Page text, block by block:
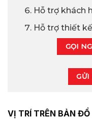
Hỗ trợ khách
Hỗ trợ thiết
GỌI
GỬI
VỊ TRÍ TRÊN BẢN ĐỒ